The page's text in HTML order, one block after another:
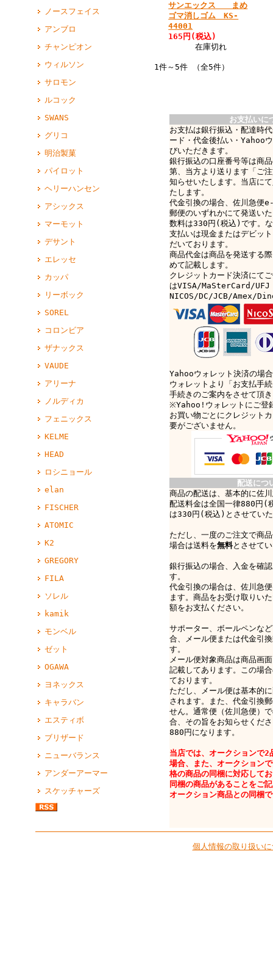
ノースフェイス
アンブロ
チャンピオン
ウィルソン
サロモン
ルコック
SWANS
グリコ
明治製菓
パイロット
ヘリーハンセン
アシックス
マーモット
デサント
エレッセ
カッパ
リーボック
SOREL
コロンビア
ザナックス
VAUDE
アリーナ
ノルディカ
フェニックス
KELME
HEAD
ロシニョール
elan
FISCHER
ATOMIC
K2
GREGORY
FILA
ソレル
kamik
モンベル
ゼット
OGAWA
ヨネックス
キャラバン
エスティボ
ブリザード
ニューバランス
アンダーアーマー
スケッチャーズ
サンエックス まめ
ゴマ消しゴム KS-
44001
165円(税込)
在庫切れ
1件～5件 （全5件）
お支払いに
お支払は銀行振込・配達時
ード・代金後払い・Yahoo
びいただきます。
銀行振込の口座番号等は商
第、当方より送ります「ご
知らせいたします。当店に
たします。
代金引換の場合、佐川急
郵便のいずれかにて発送い
数料は330円(税込)です
支払いは現金またはデビッ
だいております。
商品代金は商品を発送する
めて記載します。
クレジットカード決済にて
はVISA/MaSterCard/UFJ
NICOS/DC/JCB/Amex/
Yahooウォレット決済の場
ウォレットより「お支払手
手続きのご案内をさせて頂
※Yahoo!ウォレットにご登
お買い物ごとにクレジット
要がございません。
配送につ
商品の配送は、基本的に佐
配送料金は全国一律880円(
は330円(税込)とさせてい
ただし、一度のご注文で商
場合は送料を無料とさせて
銀行振込の場合、入金を確
す。
代金引換の場合は、佐川
ます。商品をお受け取りい
額をお支払ください。
サポーター、ボールペンな
合、メール便または代金引
す。
メール便対象商品は商品画
記載してあります。この場
ております。
ただし、メール便は基本的
されます。また、代金引換
せん。通常便（佐川急便）
合、その旨をお知らせくだ
880円になります。
当店では、オークションで2
場合、また、オークション
格の商品の同梱に対応して
同梱の商品があることをご
オークション商品との同梱
個人情報の取り扱い